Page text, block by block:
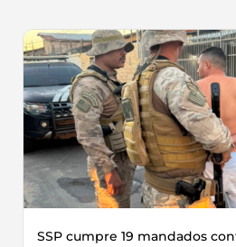
SSP cumpre 19 mandados